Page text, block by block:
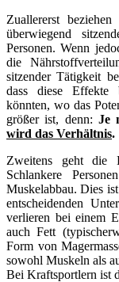
Zuallererst
überwiegend
Personen. Wenn
die
sitzender Tätigkeit
dass diese Effekte
könnten, wo das
größer ist, denn: Je
wird das Verhältnis.
Zweitens geht die
Schlankere
Muskelabbau. Dies
entscheidenden
verlieren bei einem
auch Fett
Form von
sowohl Muskeln als
Bei Kraftsportlern ist